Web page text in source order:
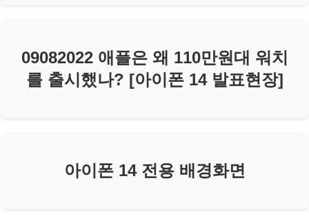
09082022 애플은 왜 110만원대 워치
를 출시했나? [아이폰 14 발표현장]
아이폰 14 전용 배경화면